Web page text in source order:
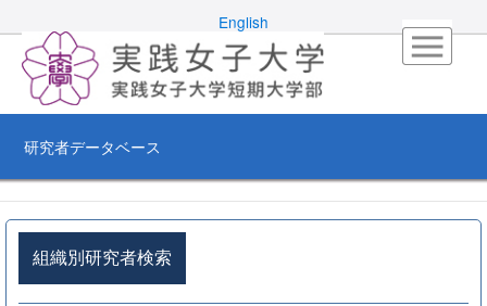
English
研究者データベース
組織別研究者検索